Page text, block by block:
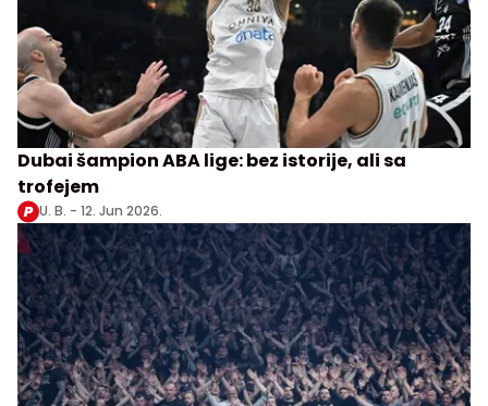
Dubai šampion ABA lige: bez istorije, ali sa
trofejem
U. B. - 12. Jun 2026.